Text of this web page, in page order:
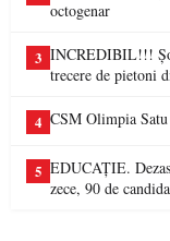
octogenar
3 INCREDIBIL!!!
trecere de pietoni
4 CSM Olimpia
5 EDUCAȚIE.
zece, 90 de